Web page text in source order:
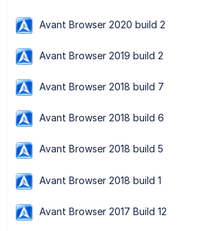
Avant Browser 2020 build 2
Avant Browser 2019 build 2
Avant Browser 2018 build 7
Avant Browser 2018 build 6
Avant Browser 2018 build 5
Avant Browser 2018 build 1
Avant Browser 2017 Build 12